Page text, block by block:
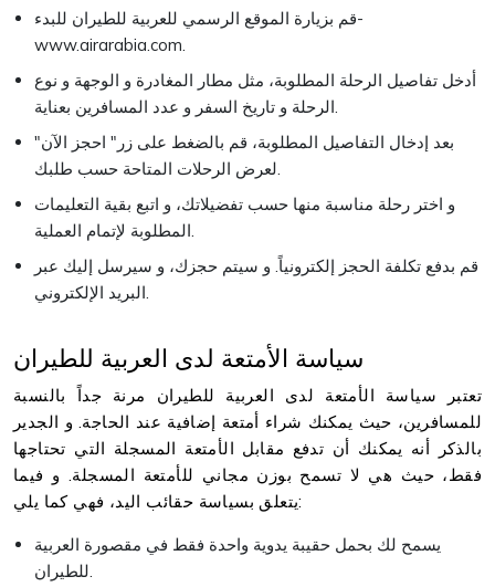
قم بزيارة الموقع الرسمي للعربية للطيران للبدء-
www.airarabia.com.
أدخل تفاصيل الرحلة المطلوبة، مثل مطار المغادرة و الوجهة و نوع
بعد إدخال التفاصيل المطلوبة، قم بالضغط على زر" احجز الآن"
و اختر رحلة مناسبة منها حسب تفضيلاتك، و اتبع بقية التعليمات
قم بدفع تكلفة الحجز إلكترونياً. و سيتم حجزك، و سيرسل إليك عبر
سياسة الأمتعة لدى العربية للطيران
تعتبر سياسة الأمتعة لدى العربية للطيران مرنة جداً بالنسبة
للمسافرين، حيث يمكنك شراء أمتعة إضافية عند الحاجة. و الجدير
بالذكر أنه يمكنك أن تدفع مقابل الأمتعة المسجلة التي تحتاجها
فقط، حيث هي لا تسمح بوزن مجاني للأمتعة المسجلة. و فيما
يتعلق بسياسة حقائب اليد، فهي كما يلي:
يسمح لك بحمل حقيبة يدوية واحدة فقط في مقصورة العربية